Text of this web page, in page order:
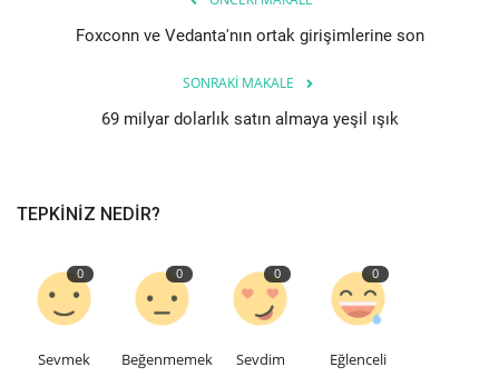
Foxconn ve Vedanta'nın ortak girişimlerine son
SONRAKI MAKALE
69 milyar dolarlık satın almaya yeşil ışık
TEPKINIZ NEDIR?
0
Sevmek
0
Beğenmemek
0
Sevdim
0
Eğlenceli